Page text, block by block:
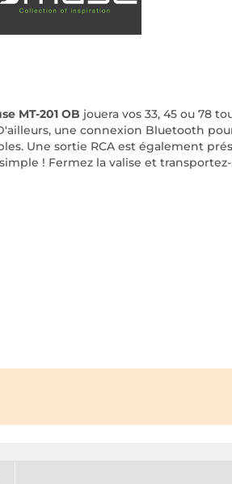
MT-201 OB jouera vos 33, 45 ou 78
une connexion Bluetooth
Une sortie RCA est également
! Fermez la valise et